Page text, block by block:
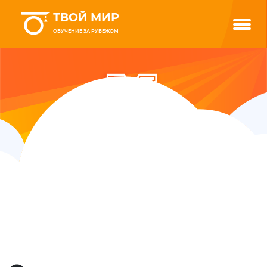
ТВОЙ МИР
ОБУЧЕНИЕ ЗА РУБЕЖОМ